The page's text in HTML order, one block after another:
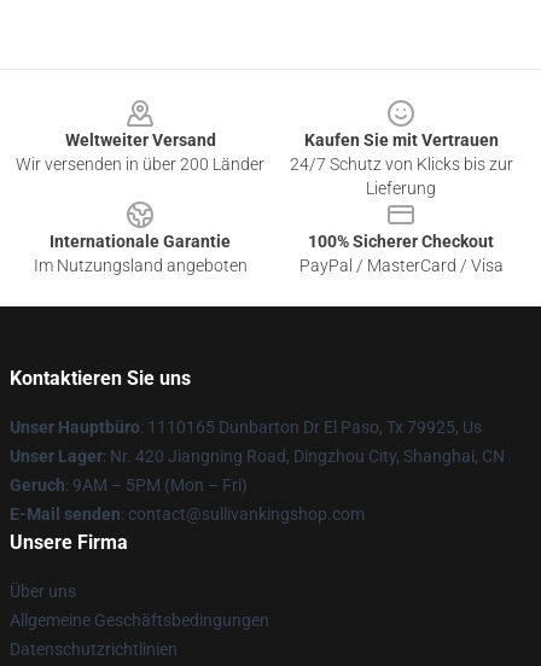
Weltweiter Versand
Wir versenden in über 200 Länder
Kaufen Sie mit Vertrauen
24/7 Schutz von Klicks bis zur
Lieferung
Internationale Garantie
Im Nutzungsland angeboten
100% Sicherer Checkout
PayPal / MasterCard / Visa
Kontaktieren Sie uns
Unser Hauptbüro: 1110165 Dunbarton Dr El Paso, Tx 79925, Us
Unser Lager: Nr. 420 Jiangning Road, Dingzhou City, Shanghai, CN
Geruch: 9AM – 5PM (Mon – Fri)
E-Mail senden: contact@sullivankingshop.com
Unsere Firma
Über uns
Allgemeine Geschäftsbedingungen
Datenschutzrichtlinien